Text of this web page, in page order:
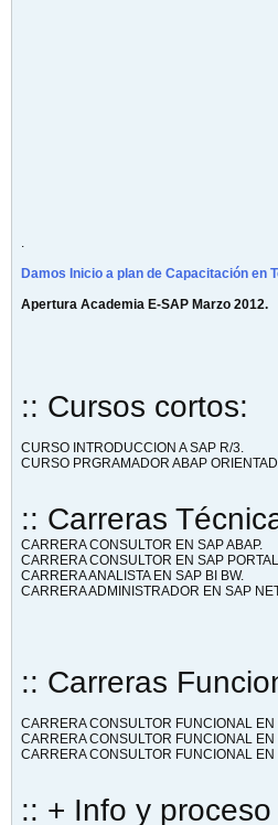
.
Damos Inicio a plan de Capacitación en
Apertura Academia E-SAP Marzo 2012.
:: Cursos cortos:
CURSO INTRODUCCION A SAP R/3.
CURSO PRGRAMADOR ABAP
:: Carreras
CARRERA CONSULTOR EN SAP ABAP.
CARRERA CONSULTOR EN SAP
CARRERA ANALISTA EN SAP BI BW.
CARRERA ADMINISTRADOR EN SAP
:: Carreras
CARRERA CONSULTOR FUNCIONAL EN
CARRERA CONSULTOR FUNCIONAL EN
CARRERA CONSULTOR FUNCIONAL EN
:: + Info y